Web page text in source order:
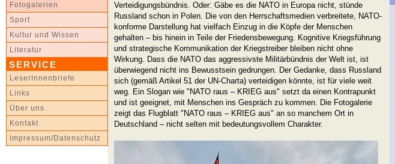
Fotogalerien
Sport
Kultur und Wissen
Literatur
SERVICE
LeserInnenbriefe
Links
Über uns
Kontakt
Impressum/Datenschutz
Verteidigungsbündnis. Oder: Gäbe es die NATO in Europa nicht, stünde
Russland schon in Polen. Die von den Herrschaftsmedien verbreitete, NATO-
konforme Darstellung hat vielfach Einzug in die Köpfe der Menschen
gehalten – bis hinein in Teile der Friedensbewegung. Kognitive Kriegsführung
und strategische Kommunikation der Kriegstreiber bleiben nicht ohne
Wirkung. Dass die NATO das aggressivste Militärbündnis der Welt ist, ist
überwiegend nicht ins Bewusstsein gedrungen. Der Gedanke, dass Russland
sich (gemäß Artikel 51 der UN-Charta) verteidigen könnte, ist für viele weit
weg. Ein Slogan wie "NATO raus – KRIEG aus" setzt da einen Kontrapunkt
und ist geeignet, mit Menschen ins Gespräch zu kommen. Die Fotogalerie
zeigt das Flugblatt "NATO raus – KRIEG aus" an so manchem Ort in
Deutschland – nicht selten mit bedeutungsvollem Charakter.